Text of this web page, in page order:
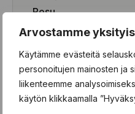
Arvostamme
Käytämme evästeitä
personoitujen mainosten ja
liikenteemme
käytön klikkaamalla
Pesu
Paikkaus
Rengashotelli
Henkilöauto
Pakettiauto/SUV/EV